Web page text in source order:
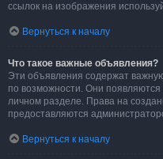
ссылок на изображения
Вернуться к началу
Что такое важные объявления?
Эти объявления содержат
по возможности. Они
личном разделе. Права на
предоставляются
Вернуться к началу